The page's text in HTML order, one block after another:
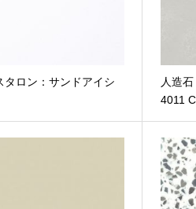
タロン：サンドアイシ
人造
4011